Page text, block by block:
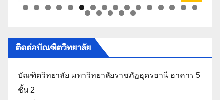
ติดต่อบัณฑิตวิทยาลัย
บัณฑิตวิทยาลัย มหาวิทยาลัยราชภัฏอุดรธานี อาคาร 5
ชั้น 2